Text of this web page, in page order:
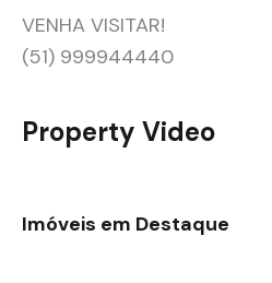
VENHA VISITAR!
(51) 999944440
Property Video
Imóveis em Destaque